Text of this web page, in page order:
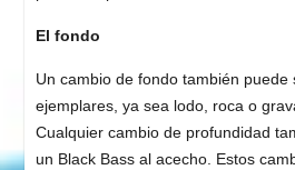
El fondo
Un cambio de fondo también
ejemplares, ya sea lodo, roca o
Cualquier cambio de profundidad
un Black Bass al acecho. Estos